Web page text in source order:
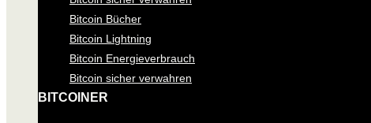
Bitcoin Bücher
Bitcoin Lightning
Bitcoin Energieverbrauch
Bitcoin sicher verwahren
BITCOINER